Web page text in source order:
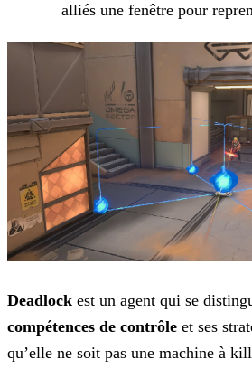
alliés une fenêtre pour
Deadlock est un agent qui se
compétences de contrôle et ses
qu’elle ne soit pas une machine à